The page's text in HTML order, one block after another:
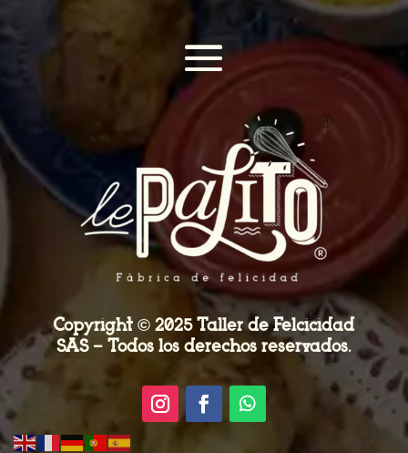
Copyright © 2025 Taller de Felcicidad
SAS – Todos los derechos reservados.